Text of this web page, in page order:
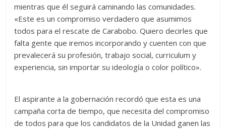
mientras que él seguirá caminando las comunidades.
«Este es un compromiso verdadero que asumimos
todos para el rescate de Carabobo. Quiero decirles que
falta gente que iremos incorporando y cuenten con que
prevalecerá su profesión, trabajo social, curriculum y
experiencia, sin importar su ideología o color político».
El aspirante a la gobernación recordó que esta es una
campaña corta de tiempo, que necesita del compromiso
de todos para que los candidatos de la Unidad ganen las